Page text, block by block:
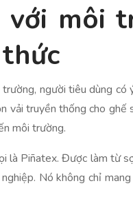
môi
người tiêu dùng
vải truyền thống cho
môi trường.
Piñatex. Được làm từ
Nó không chỉ